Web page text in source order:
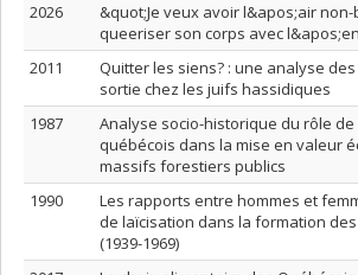
2026
&quot;Je veux avoir l&apos;air
queeriser son corps avec
2011
Quitter les siens? : une analyse
sortie chez les juifs hassidiques
1987
Analyse socio-historique du rôle de
québécois dans la mise en valeur
massifs forestiers publics
1990
Les rapports entre hommes et
de laïcisation dans la formation
(1939-1969)